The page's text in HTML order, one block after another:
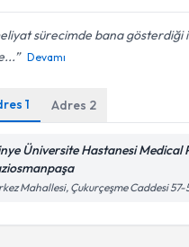
sürecimde bana gösterdiği
Devamı
1 Adres 2
Üniversite Hastanesi Medical
Mahallesi, Çukurçeşme Caddesi 57-